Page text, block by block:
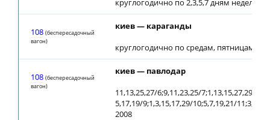
круглогодично по 2,3,5,7 дням недели
108 (беспересадочный
вагон)
киев — караганды
круглогодично по средам, пятницам с
108 (беспересадочный
вагон)
киев — павлодар
11,13,25,27/6;9,11,23,25/7;1,13,15,27,29/8;
5,17,19/9;1,3,15,17,29/10;5,7,19,21/
2008